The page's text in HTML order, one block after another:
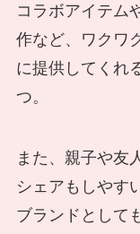
コラボアイテム
作など、ワクワ
に提供してくれ
つ。
また、親子や友
シェアもしやす
ブランドとして